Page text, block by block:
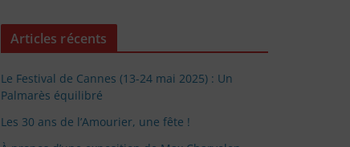
Articles récents
Le Festival de Cannes (13-24 mai 2025) : Un
Palmarès équilibré
Les 30 ans de l’Amourier, une fête !